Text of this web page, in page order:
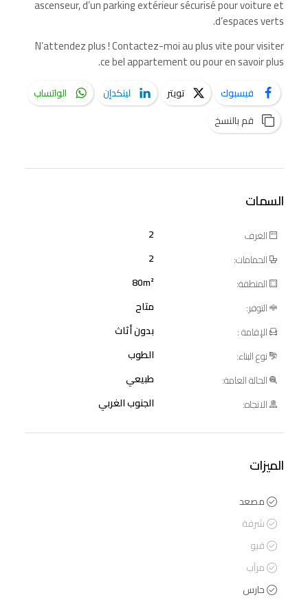
ascenseur, d’un parking extérieur sécurisé pour voiture et
d’espaces verts.
N’attendez plus ! Contactez-moi au plus vite pour visiter
ce bel appartement ou pour en savoir plus.
فيسبوك تويتر لينكدإن
الواتساب
قم بالنسخ
السمات
الغرف
2
الحمامات:
2
المنطقة:
80m²
التوفر:
متاح
الإقامة :
بدون أثاث
نوع البناء:
الطوب
الحالة العامة:
طبيعي
الاتجاه:
الجنوب الغربي
الميزات
مصعد
شرفة
قبو
مرآب
حارس